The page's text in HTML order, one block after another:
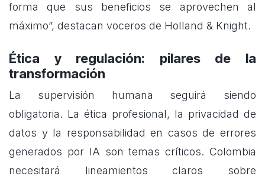
forma que sus beneficios se aprovechen al
máximo”, destacan voceros de Holland & Knight.
Ética y regulación: pilares de la
transformación
La supervisión humana seguirá siendo
obligatoria. La ética profesional, la privacidad de
datos y la responsabilidad en casos de errores
generados por IA son temas críticos. Colombia
necesitará lineamientos claros sobre